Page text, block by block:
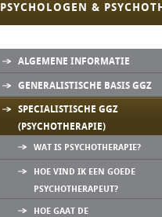
PSYCHOLOGEN &
ALGEMENE INFORMATIE
GENERALISTISCHE BASIS GGZ
SPECIALISTISCHE GGZ
(PSYCHOTHERAPIE)
WAT IS PSYCHOTHERAPIE?
HOE VIND IK EEN GOEDE
PSYCHOTHERAPEUT?
HOE GAAT DE